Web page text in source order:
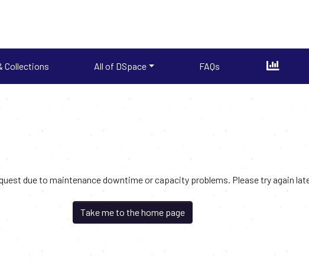
Collections All of DSpace FAQs
due to maintenance downtime or capacity problems. Please try again
Take me to the home page